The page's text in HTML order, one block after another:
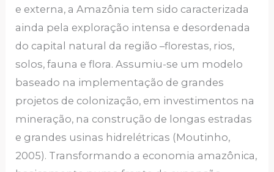
e externa, a Amazônia tem sido caracterizada
ainda pela exploração intensa e desordenada
do capital natural da região –florestas, rios,
solos, fauna e flora. Assumiu-se um modelo
baseado na implementação de grandes
projetos de colonização, em investimentos na
mineração, na construção de longas estradas
e grandes usinas hidrelétricas (Moutinho,
2005). Transformando a economia amazônica,